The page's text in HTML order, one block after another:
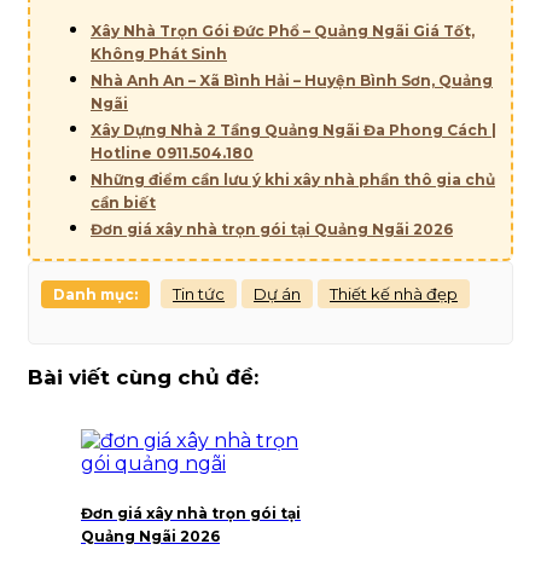
Xây Nhà Trọn Gói Đức Phổ – Quảng Ngãi Giá Tốt,
Không Phát Sinh
Nhà Anh An – Xã Bình Hải – Huyện Bình Sơn, Quảng
Ngãi
Xây Dựng Nhà 2 Tầng Quảng Ngãi Đa Phong Cách |
Hotline 0911.504.180
Những điểm cần lưu ý khi xây nhà phần thô gia chủ
cần biết
Đơn giá xây nhà trọn gói tại Quảng Ngãi 2026
Danh mục: Tin tức Dự án Thiết kế nhà đẹp
Bài viết cùng chủ đề:
Đơn giá xây nhà trọn gói tại
Quảng Ngãi 2026